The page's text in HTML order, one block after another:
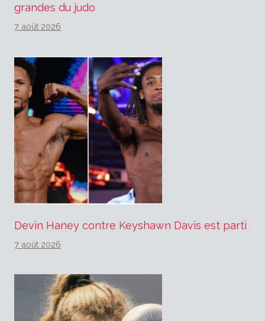
grandes du judo
7 août 2026
Devin Haney contre Keyshawn Davis est parti
7 août 2026